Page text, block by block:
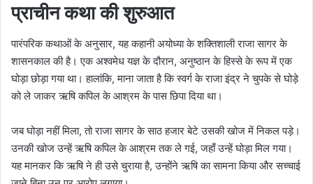
प्राचीन कथा की शुरुआत
पारंपरिक कथाओं के अनुसार, यह कहानी अयोध्या के शक्तिशाली राजा सागर के
शासनकाल की है। एक अश्वमेध यज्ञ के दौरान, अनुष्ठान के हिस्से के रूप में एक
घोड़ा छोड़ा गया था। हालांकि, माना जाता है कि स्वर्ग के राजा इंद्र ने चुपके से घोड़े
को ले जाकर ऋषि कपिल के आश्रम के पास छिपा दिया था।
जब घोड़ा नहीं मिला, तो राजा सागर के साठ हजार बेटे उसकी खोज में निकल पड़े।
उनकी खोज उन्हें ऋषि कपिल के आश्रम तक ले गई, जहाँ उन्हें घोड़ा मिल गया।
यह मानकर कि ऋषि ने ही उसे चुराया है, उन्होंने ऋषि का सामना किया और सच्चाई